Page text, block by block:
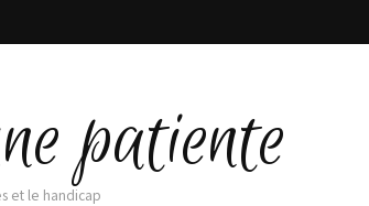
patiente
et le handicap